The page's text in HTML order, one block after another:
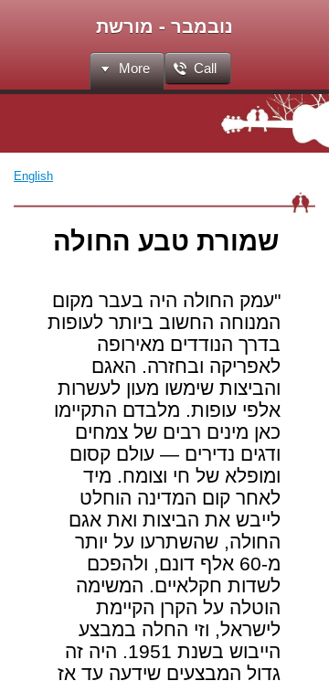
נובמבר - מורשת
Call
More
English
שמורת טבע החולה
"עמק החולה היה בעבר מקום
המנוחה החשוב ביותר לעופות
בדרך הנודדים מאירופה
לאפריקה ובחזרה. האגם
והביצות שימשו מעון לעשרות
אלפי עופות. מלבדם התקיימו
כאן מינים רבים של צמחים
ודגים נדירים — עולם קסום
ומופלא של חי וצומח. מיד
לאחר קום המדינה הוחלט
לייבש את הביצות ואת אגם
החולה, שהשתרעו על יותר
מ-60 אלף דונם, ולהפכם
לשדות חקלאיים. המשימה
הוטלה על הקרן הקיימת
לישראל, וזי החלה במבצע
הייבוש בשנת 1951. היה זה
גדול המבצעים שידעה עד אז